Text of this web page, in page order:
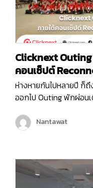
Clicknext
คอนเซ็ปต์
ห่างหายกันไปหลายปี ก็ถึ
ออกไป Outing พักผ่อน
พวกเรายังมีกิจกรรมมา
ให้พนักงานได้กระชับมิต
Reconnect |
Nantawat